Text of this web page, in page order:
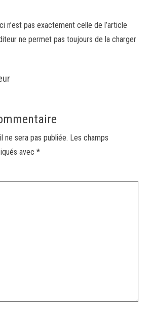
n’est pas exactement celle de l’article
ne permet pas toujours de la charger
ne sera pas publiée. Les champs
avec *